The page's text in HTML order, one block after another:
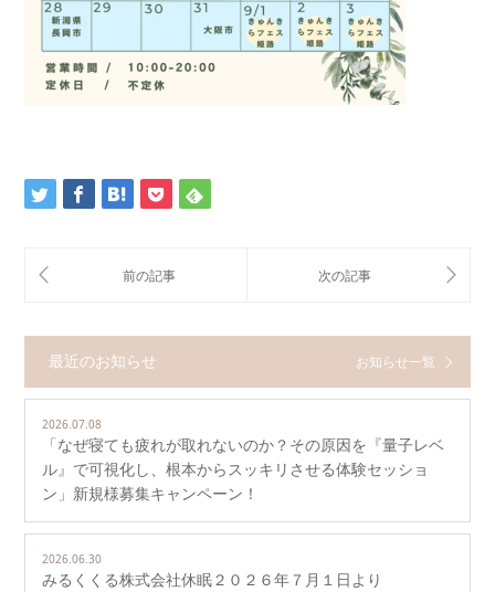
最近のお知らせ お知らせ一覧
2026.07.08
「なぜ寝ても疲れが取れないのか？その原因を『量子レベ
ル』で可視化し、根本からスッキリさせる体験セッショ
ン」新規様募集キャンペーン！
2026.06.30
みるくくる株式会社休眠２０２６年７月１日より